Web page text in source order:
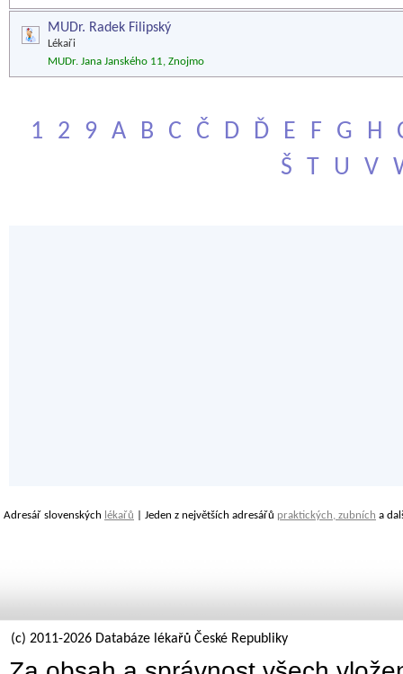
MUDr. Radek Filipský
Lékaři
MUDr. Jana Janského 11, Znojmo
1 2 9 A B C Č D Ď E F G H
Š
T U V
Adresář slovenských lékařů | Jeden z největších adresářů praktických, zubních a
(c) 2011-2026 Databáze lékařů České Republiky